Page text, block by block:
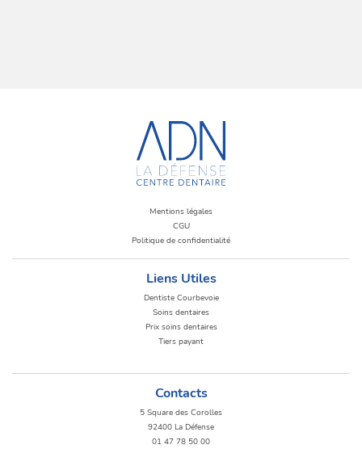
Mentions légales
CGU
Politique de confidentialité
Liens Utiles
Dentiste Courbevoie
Soins dentaires
Prix soins dentaires
Tiers payant
Contacts
5 Square des Corolles
92400 La Défense
01 47 78 50 00